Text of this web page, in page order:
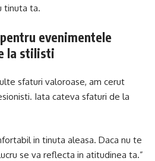
tinuta ta.
evenimentele
la stilisti
sfaturi valoroase, am cerut
Iata cateva sfaturi de la
in tinuta aleasa. Daca nu te
se va reflecta in atitudinea ta.”